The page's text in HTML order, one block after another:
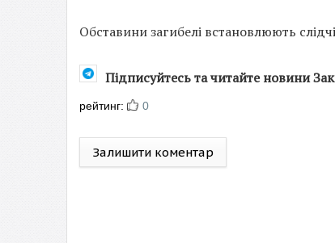
Обставини загибелі встановлюють
Підписуйтесь та читайте новини
рейтинг: 0
Залишити коментар